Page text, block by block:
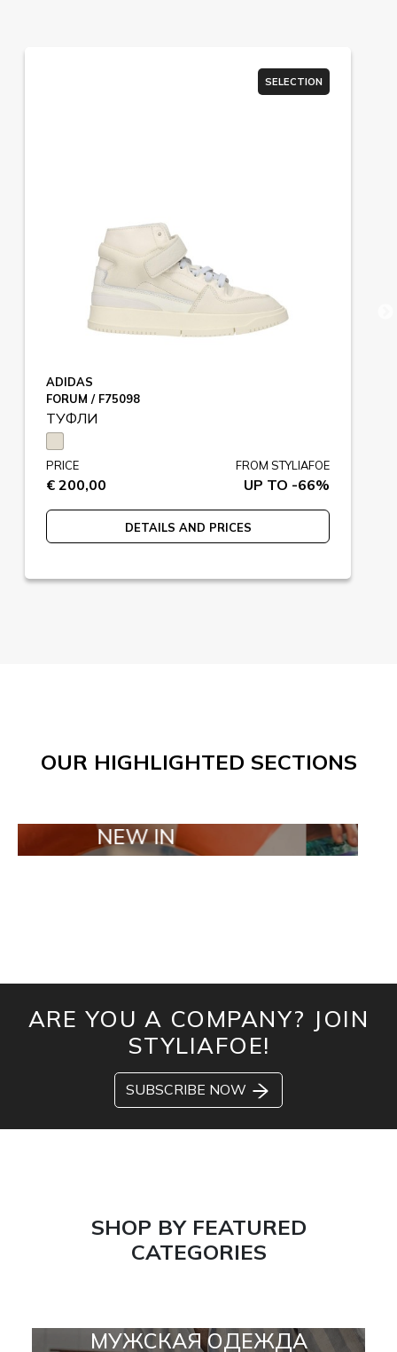
SELECTION
ADIDAS
FORUM / F75098
ТУФЛИ
PRICE
€ 200,00
FROM STYLIAFOE
UP TO -66%
DETAILS AND PRICES
OUR HIGHLIGHTED SECTIONS
NEW IN TAILOR
ARE YOU A COMPANY? JOIN
STYLIAFOE!
SUBSCRIBE NOW
SHOP BY FEATURED
CATEGORIES
МУЖСКАЯ ОДЕЖДА